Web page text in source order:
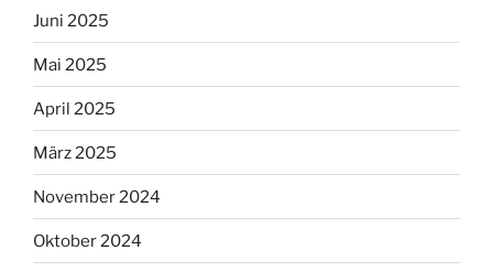
Juni 2025
Mai 2025
April 2025
März 2025
November 2024
Oktober 2024